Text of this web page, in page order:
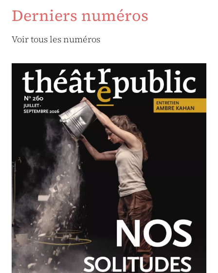
Derniers numéros
Voir tous les numéros
JUILLET-SEPTEMBRE 2026